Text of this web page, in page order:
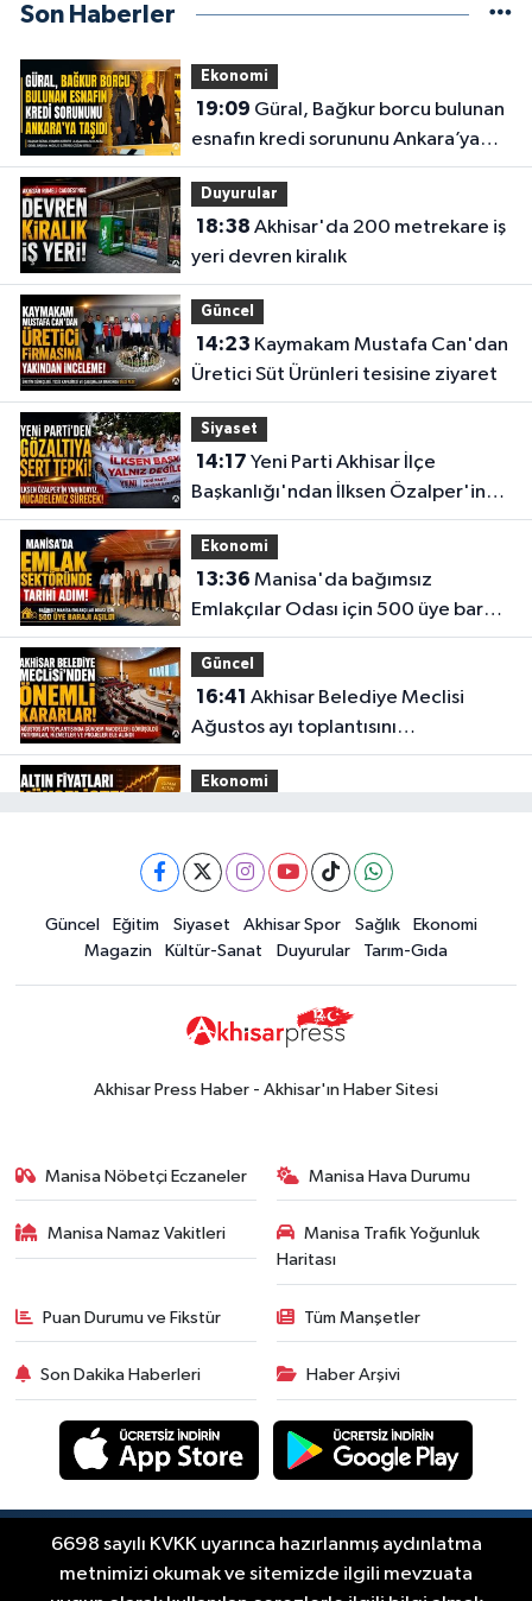
Son Haberler
Ekonomi
19:09
esnafın kredi sorununu Ankara’ya
taşıdı
Duyurular
18:38
yeri devren kiralık
Güncel
14:23
Üretici Süt Ürünleri tesisine ziyaret
Siyaset
14:17
Başkanlığı'ndan İlksen Özalper'in
gözaltına alınmasına tepki
Ekonomi
13:36
Emlakçılar Odası için 500 üye barajı
aşıldı
Güncel
16:41
Ağustos ayı toplantısını
gerçekleştirdi
Ekonomi
15:02Akhisar'da sıcak hava etkisini
sürdürüyor! İşte 5 günlük hava
durumu
Güncel
14:53
yükselişle başladı! İşte 3 Ağustos
Çanakkale'nin tarihini yerinde
yaşadı
Yerel Haber
19:00Kadın ve Çocuk Giyimde Yeni
Dönem: Minik Terzi’den Anne-
Çocuk Stilini Tamamlayan
Koleksiyonlar
Güncel
18:57Akhisar'da Atatürk
Mahallesi'nde yine 6 saatlik elektrik
kesintisi
Ekonomi
Güncel Eğitim Siyaset Akhisar Spor Sağlık
Ekonomi
Magazin
Kültür-Sanat Duyurular Tarım-Gıda
Akhisar Press Haber - Akhisar'ın Haber Sitesi
Manisa Nöbetçi Eczaneler Manisa Hava Durumu
Manisa Namaz Vakitleri
Manisa Trafik Yoğunluk
Haritası
Puan Durumu ve Fikstür Tüm Manşetler
Son Dakika Haberleri Haber Arşivi
RSS
Copyright © Akhisar Press Haber 2012-2026 Her
hakkı saklıdır.
6698 sayılı KVKK uyarınca hazırlanmış aydınlatma
metnimizi okumak ve sitemizde ilgili mevzuata